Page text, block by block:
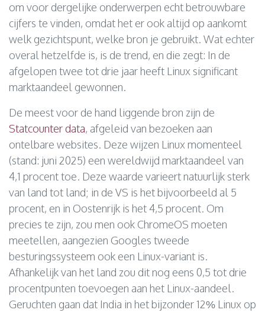
om voor dergelijke onderwerpen echt betrouwbare
cijfers te vinden, omdat het er ook altijd op aankomt
welk gezichtspunt, welke bron je gebruikt. Wat echter
overal hetzelfde is, is de trend, en die zegt: In de
afgelopen twee tot drie jaar heeft Linux significant
marktaandeel gewonnen.
De meest voor de hand liggende bron zijn de
Statcounter data, afgeleid van bezoeken aan
ontelbare websites. Deze wijzen Linux momenteel
(stand: juni 2025) een wereldwijd marktaandeel van
4,1 procent toe. Deze waarde varieert natuurlijk sterk
van land tot land; in de VS is het bijvoorbeeld al 5
procent, en in Oostenrijk is het 4,5 procent. Om
precies te zijn, zou men ook ChromeOS moeten
meetellen, aangezien Googles tweede
besturingssysteem ook een Linux-variant is.
Afhankelijk van het land zou dit nog eens 0,5 tot drie
procentpunten toevoegen aan het Linux-aandeel.
Geruchten gaan dat India in het bijzonder 12% Linux op